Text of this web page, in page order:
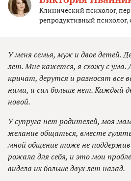
Клинический психолог,
репродуктивный психолог,
У меня семья, муж и двое детей.
лет. Мне кажется, я схожу с ума.
кричат, дерутся и разносят все
ними, и сил больше нет. Каждый
новой.
У супруга нет родителей, моя
желание общаться, вместе
мной общение тоже не
рожала для себя, и это мои
видела их больше двух лет назад.